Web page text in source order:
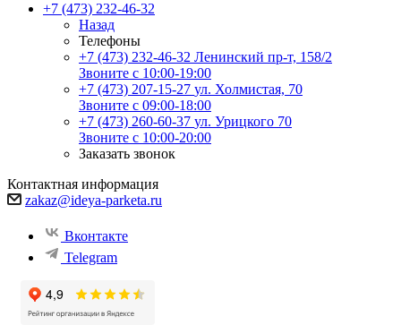
+7 (473) 232-46-32
Назад
Телефоны
+7 (473) 232-46-32 Ленинский пр-т, 158/2
Звоните с 10:00-19:00
+7 (473) 207-15-27 ул. Холмистая, 70
Звоните с 09:00-18:00
+7 (473) 260-60-37 ул. Урицкого 70
Звоните с 10:00-20:00
Заказать звонок
Контактная информация
zakaz@ideya-parketa.ru
Вконтакте
Telegram